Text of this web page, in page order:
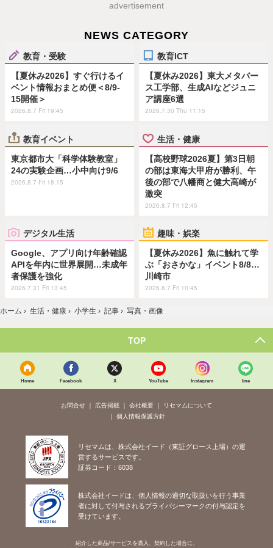
advertisement
NEWS CATEGORY
教育・受験
【夏休み2026】すぐ行けるイ
ベント情報おまとめ便＜8/9-
15開催＞
2026.8.7 Fri 19:45
教育ICT
【夏休み2026】東大メタバー
ス工学部、生成AIなどジュニ
ア講座6選
2026.7.30 Thu 11:15
教育イベント
東京都市大「科学体験教室」
24の実験企画…小中向け9/6
2026.8.7 Fri 18:15
生活・健康
【高校野球2026夏】第3日朝
の部は東海大甲府が勝利、午
後の部で八幡商と健大高崎が
激突
2026.8.7 Fri 12:45
デジタル生活
Google、アプリ向け年齢確認
APIを年内に世界展開…未成年
者保護を強化
2026.7.31 Fri 13:45
趣味・娯楽
【夏休み2026】魚に触れて学
ぶ「おさかな」イベント8/8…
川崎市
2026.8.7 Fri 10:45
ホーム › 生活・健康 › 小学生 › 記事 › 写真・画像
TOP
Home Facebook X YouTube Instagram line
お問合せ 広告掲載 会社概要
リセマムについて
個人情報保護方針
リセマムは、株式会社イード（東証グロース上場）の運
営するサービスです。
証券コード：6038
株式会社イードは、個人情報の適切な取扱いを行う事業
者に対して付与されるプライバシーマークの付与認定を
受けています。
紹介した商品/サービスを購入、契約した場合に、